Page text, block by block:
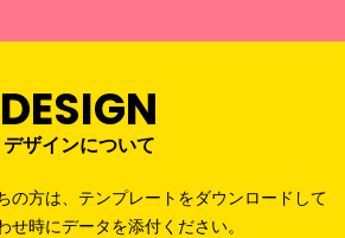
DESIGN
デザインについて
の方は、テンプレートをダウンロードして
せ時にデータを添付ください。